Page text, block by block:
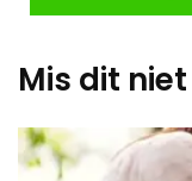
Mis dit niet